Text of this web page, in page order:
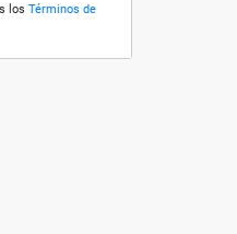
los Términos de